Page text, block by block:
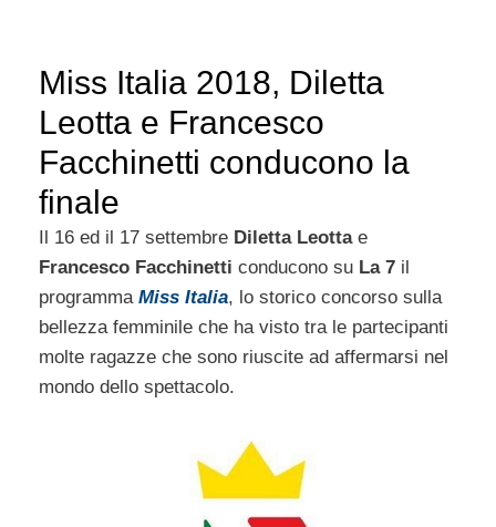
Miss Italia 2018, Diletta
Leotta e Francesco
Facchinetti conducono la
finale
Il 16 ed il 17 settembre Diletta Leottae
Francesco Facchinetti conducono su La 7 il
programma Miss Italia, lo storico concorso sulla
bellezza femminile che ha visto tra le partecipanti
molte ragazze che sono riuscite ad affermarsi nel
mondo dello spettacolo.